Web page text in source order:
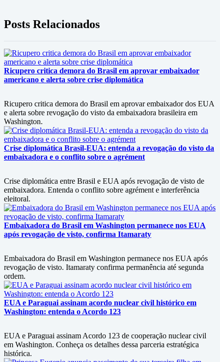
Posts Relacionados
Ricupero critica demora do Brasil em aprovar embaixador
americano e alerta sobre crise diplomática
Ricupero critica demora do Brasil em aprovar embaixador dos EUA
e alerta sobre revogação do visto da embaixadora brasileira em
Washington.
Crise diplomática Brasil-EUA: entenda a revogação do visto da
embaixadora e o conflito sobre o agrément
Crise diplomática entre Brasil e EUA após revogação de visto de
embaixadora. Entenda o conflito sobre agrément e interferência
eleitoral.
Embaixadora do Brasil em Washington permanece nos EUA
após revogação de visto, confirma Itamaraty
Embaixadora do Brasil em Washington permanece nos EUA após
revogação de visto. Itamaraty confirma permanência até segunda
ordem.
EUA e Paraguai assinam acordo nuclear civil histórico em
Washington: entenda o Acordo 123
EUA e Paraguai assinam Acordo 123 de cooperação nuclear civil
em Washington. Conheça os detalhes dessa parceria estratégica
histórica.